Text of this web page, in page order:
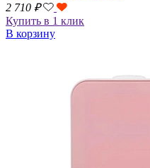
2 710 ₽
Купить в 1 клик
В корзину